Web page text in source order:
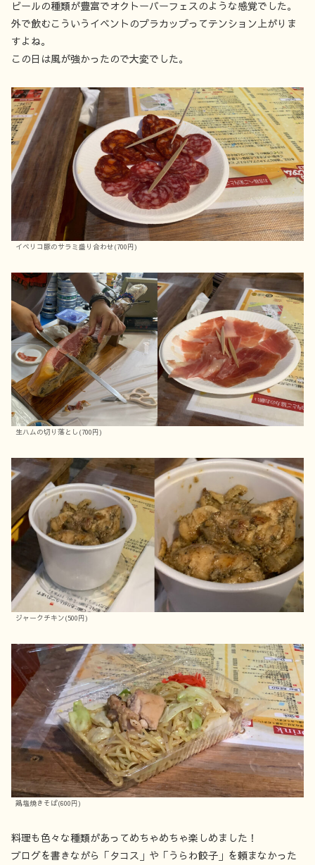
ビールの種類が豊富でオクトーバーフェスのような感覚でした。
外で飲むこういうイベントのプラカップってテンション上がりま
すよね。
この日は風が強かったので大変でした。
イベリコ豚のサラミ盛り合わせ(700円)
生ハムの切り落とし(700円)
ジャークチキン(500円)
鶏塩焼きそば(600円)
料理も色々な種類があってめちゃめちゃ楽しめました！
ブログを書きながら「タコス」や「うらわ餃子」を頼まなかった